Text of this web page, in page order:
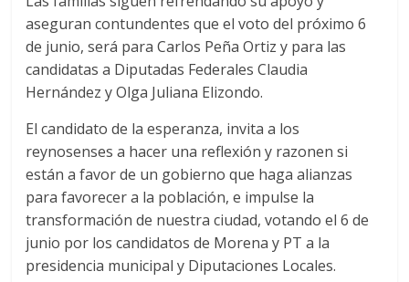
aseguran contundentes que el voto del próximo 6
de junio, será para Carlos Peña Ortiz y para las
candidatas a Diputadas Federales Claudia
Hernández y Olga Juliana Elizondo.
El candidato de la esperanza, invita a los
reynosenses a hacer una reflexión y razonen si
están a favor de un gobierno que haga alianzas
para favorecer a la población, e impulse la
transformación de nuestra ciudad, votando el 6 de
junio por los candidatos de Morena y PT a la
presidencia municipal y Diputaciones Locales.